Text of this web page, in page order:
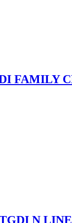
FAMILY
N